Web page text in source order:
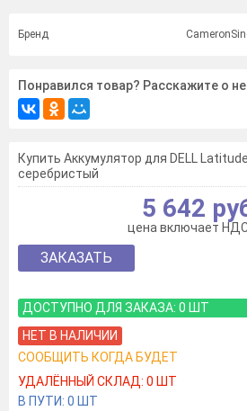
Бренд
Понравился товар? Расскажите о
Купить Аккумулятор для DELL
серебристый
5 642
цена включает
ЗАКАЗАТЬ
ДОСТУПНО ДЛЯ ЗАКАЗА: 0 ШТ
НЕТ В НАЛИЧИИ
СООБЩИТЬ КОГДА БУДЕТ
УДАЛЁННЫЙ СКЛАД: 0 ШТ
В ПУТИ: 0 ШТ